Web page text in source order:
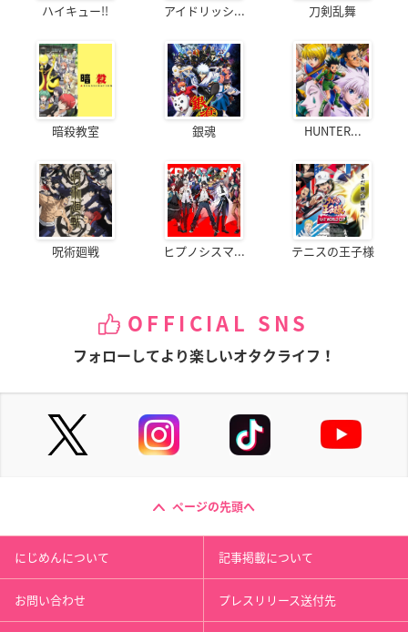
ハイキュー!! アイドリッシ... 刀剣乱舞
暗殺教室 銀魂 HUNTER...
呪術廻戦 ヒプノシスマ... テニスの王子様
OFFICIAL SNS
フォローしてより楽しいオタクライフ！
ページの先頭へ
にじめんについて 記事掲載について
お問い合わせ プレスリリース送付先